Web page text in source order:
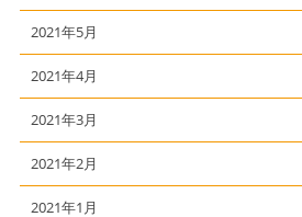
2021年5月
2021年4月
2021年3月
2021年2月
2021年1月